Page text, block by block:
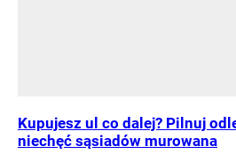
Kupujesz ul co dalej? Pilnuj
niechęć sąsiadów murowana